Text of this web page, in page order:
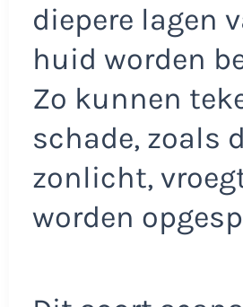
diepere lagen
huid worden
Zo kunnen
schade, zoals
zonlicht,
worden